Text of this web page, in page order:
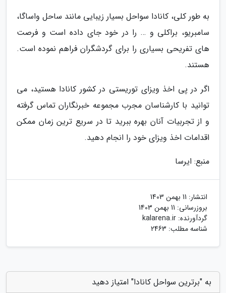
به طور کلی، کانادا سواحل بسیار زیبایی مانند ساحل واساگا،
سامبریو، براکلی و … را در خود جای داده است و فرصت
های تفریحی بسیاری را برای گردشگران فراهم نموده است.
هستند.
اگر در پی اخذ ویزای توریستی در کشور کانادا هستید، می
توانید با کارشناسان مجرب مجموعه خبرنگاران تماس گرفته
و از تجربیات آنان بهره ببرید تا در سریع ترین زمان ممکن
اقدامات اخذ ویزای خود را انجام دهید.
منبع: ایرسا
انتشار: 11 بهمن 1403
بروزرسانی: 11 بهمن 1403
گردآورنده: kalarena.ir
شناسه مطلب: 2463
به "برترین سواحل کانادا" امتیاز دهید